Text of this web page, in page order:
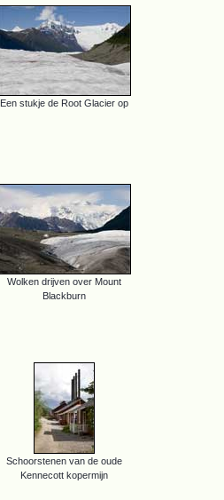
Een stukje de Root Glacier op
Wolken drijven over Mount
Blackburn
Schoorstenen van de oude
Kennecott kopermijn